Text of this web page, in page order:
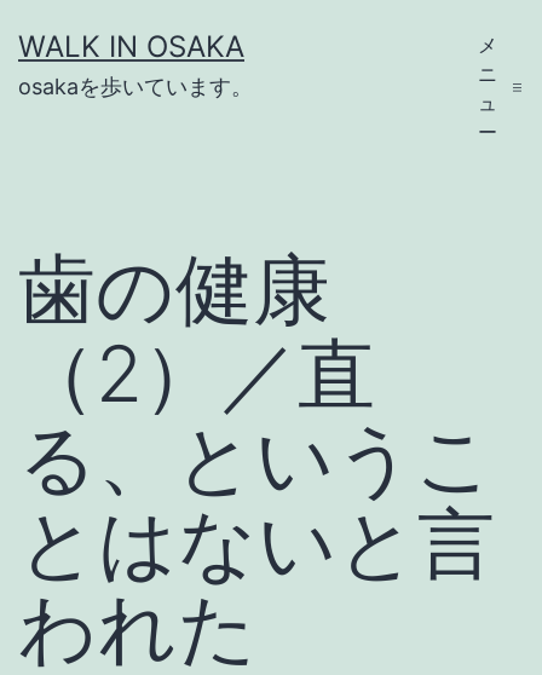
ン
テ
ス
WALK IN OSAKA
osakaを歩いています。
メ
ニ
ュ
ー
歯の健康
（2）／直
る、というこ
とはないと言
われた